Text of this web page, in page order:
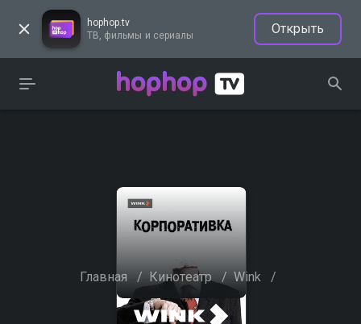
hophop.tv
ТВ, фильмы и сериалы
Открыть
Главная / Кинотеатр / Wink /